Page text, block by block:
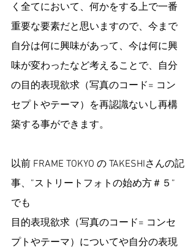
く全てにおいて、何かをする上で一番
重要な要素だと思いますので、今まで
自分は何に興味があって、今は何に興
味が変わったなど考えることで、自分
の目的表現欲求（写真のコード= コン
セプトやテーマ）を再認識ないし再構
築する事ができます。
以前 FRAME TOKYO の TAKESHIさんの記
事、”ストリートフォトの始め方＃５”
でも
目的表現欲求（写真のコード= コンセ
プトやテーマ）についてや自分の表現